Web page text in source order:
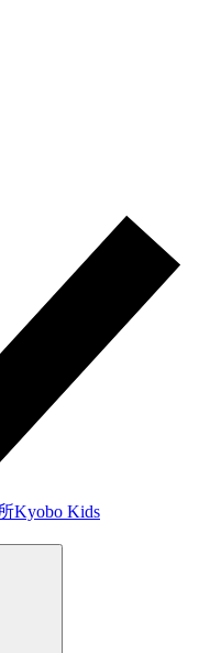
Kyobo Kids